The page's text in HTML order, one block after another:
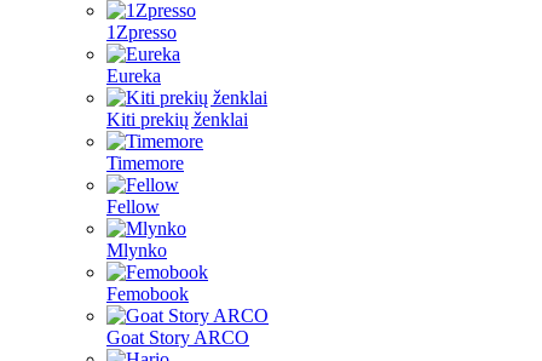
1Zpresso
Eureka
Kiti prekių ženklai
Timemore
Fellow
Mlynko
Femobook
Goat Story ARCO